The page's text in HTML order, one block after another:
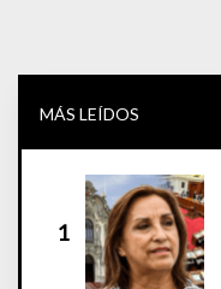
MÁS LEÍDOS
1